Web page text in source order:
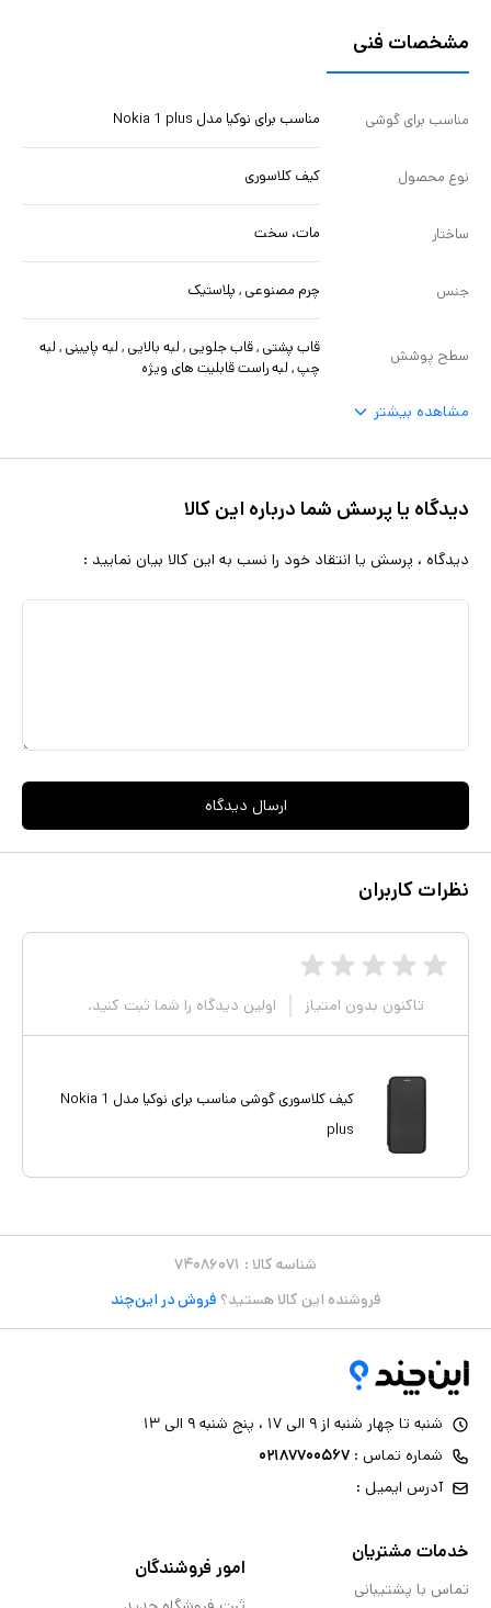
مشخصات فنی
مناسب برای گوشی مناسب برای نوکیا مدل Nokia 1 plus
نوع محصول کیف کلاسوری
ساختار مات، سخت
جنس چرم مصنوعی , پلاستیک
سطح پوشش
قاب پشتی , قاب جلویی , لبه بالایی , لبه پایینی , لبه
چپ , لبه راست قابلیت های ویژه
مشاهده بیشتر
دیدگاه یا پرسش شما درباره این کالا
دیدگاه ، پرسش یا انتقاد خود را نسب به این کالا بیان نمایید :
ارسال دیدگاه
نظرات کاربران
تاکنون بدون امتیاز اولین دیدگاه را شما ثبت کنید.
کیف کلاسوری گوشی مناسب برای نوکیا مدل Nokia 1
plus
شناسه کالا : ۷۴۰۸۶۰۷۱
فروشنده این کالا هستید؟ فروش در این‌چند
شنبه تا چهار شنبه از ۹ الی ۱۷ ، پنج شنبه ۹ الی ۱۳
شماره تماس : ۰۲۱۸۷۷۰۰۵۶۷
آدرس ایمیل :
خدمات مشتریان
تماس با پشتیبانی
امور فروشندگان